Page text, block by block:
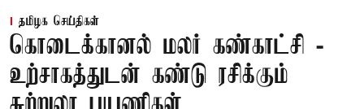
தமிழக செய்திகள்
கொடைக்கானல் மலர் கண்காட்சி -
உற்சாகத்துடன் கண்டு ரசிக்கும்